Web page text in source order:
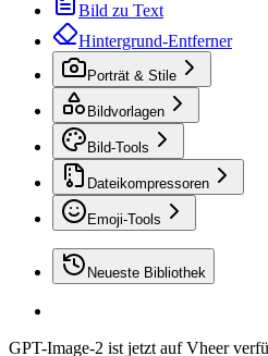
Bild zu Text
Hintergrund-Entferner
Porträt & Stile
Bildvorlagen
Bild-Tools
Dateikompressoren
Emoji-Tools
Neueste Bibliothek
GPT-Image-2 ist jetzt auf Vheer